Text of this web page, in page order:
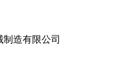
造有限公司